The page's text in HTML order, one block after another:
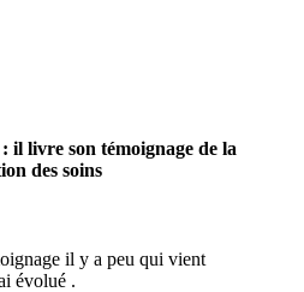
il livre son témoignage de la
des soins
il y a peu qui vient
évolué .